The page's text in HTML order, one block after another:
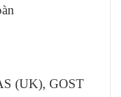
(UK), GOST